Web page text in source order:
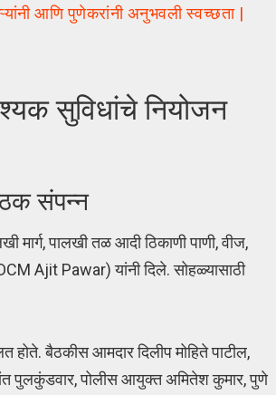
आणि पुणेकरांनी अनुभवली स्वच्छता |
सुविधांचे नियोजन
संपन्न
मार्ग, पालखी तळ आदी ठिकाणी पाणी, वीज,
Ajit Pawar) यांनी दिले. सोहळ्यासाठी
होते. बैठकीस आमदार दिलीप मोहिते पाटील,
पुलकुंडवार, पोलीस आयुक्त अमितेश कुमार, पुणे